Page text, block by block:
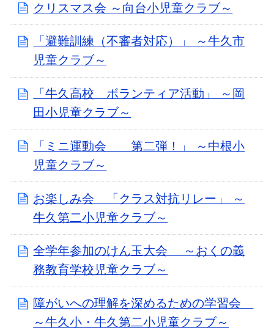
クリスマス会 ～向台小児童クラブ～
「避難訓練（不審者対応）」 ～牛久市
児童クラブ～
「牛久高校 ボランティア活動」 ～岡
田小児童クラブ～
「ミニ運動会 第二弾！」 ～中根小
児童クラブ～
お楽しみ会 「クラス対抗リレー」 ～
牛久第二小児童クラブ～
全学年参加のけん玉大会 ～おくの義
務教育学校児童クラブ～
障がいへの理解を深めるための学習会
～牛久小・牛久第二小児童クラブ～